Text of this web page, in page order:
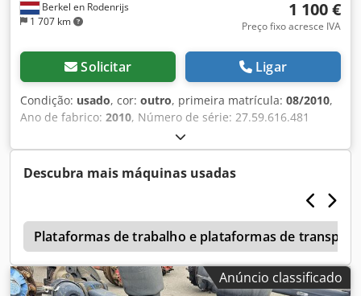
Berkel en Rodenrijs
1 707 km
1 100 €
Preço fixo acresce IVA
Solicitar Ligar
Condição: usado, cor: outro, primeira matrícula: 08/2010,
Ano de fabrico: 2010, Número de série: 27.59.616.481
Temos em estoque mais de 100 eixos. Entre em contato
conosco se não encontrar o que procura. Dedpfx Alozr
Awyexekr
Descubra mais máquinas usadas
Plataformas de trabalho e plataformas de
Anúncio classificado